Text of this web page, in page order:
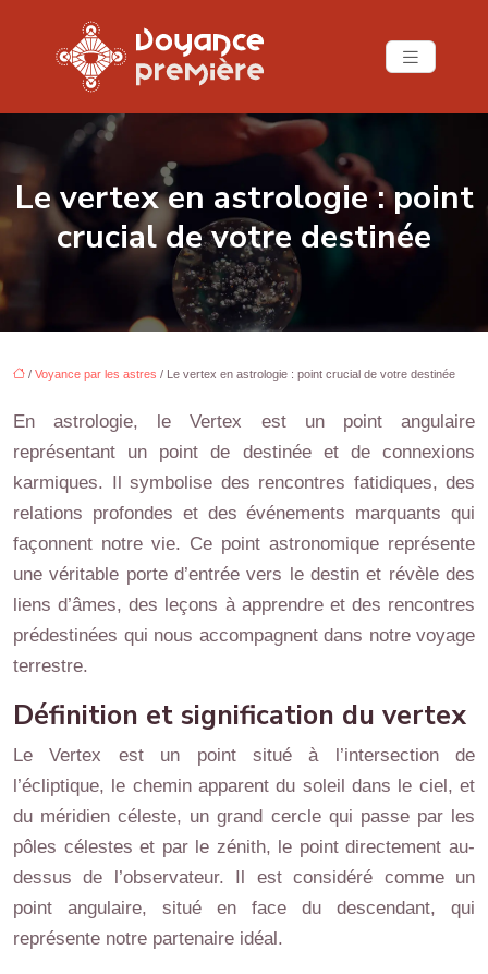
Le vertex en astrologie : point
crucial de votre destinée
/ Voyance par les astres / Le vertex en astrologie : point crucial de votre destinée
En astrologie, le Vertex est un point angulaire
représentant un point de destinée et de connexions
karmiques. Il symbolise des rencontres fatidiques, des
relations profondes et des événements marquants qui
façonnent notre vie. Ce point astronomique représente
une véritable porte d’entrée vers le destin et révèle des
liens d’âmes, des leçons à apprendre et des rencontres
prédestinées qui nous accompagnent dans notre voyage
terrestre.
Définition et signification du vertex
Le Vertex est un point situé à l’intersection de
l’écliptique, le chemin apparent du soleil dans le ciel, et
du méridien céleste, un grand cercle qui passe par les
pôles célestes et par le zénith, le point directement au-
dessus de l’observateur. Il est considéré comme un
point angulaire, situé en face du descendant, qui
représente notre partenaire idéal.